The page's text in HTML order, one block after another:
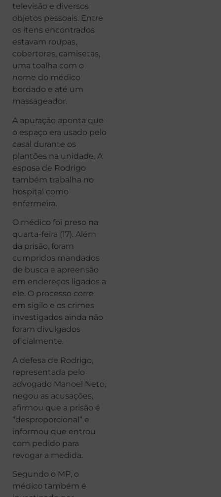
televisão e diversos
objetos pessoais. Entre
os itens encontrados
estavam roupas,
cobertores, camisetas,
uma toalha com o
nome do médico
bordado e até um
massageador.
A apuração aponta que
o espaço era usado pelo
casal durante os
plantões na unidade. A
esposa de Rodrigo
também trabalha no
hospital como
enfermeira.
O médico foi preso na
quarta-feira (17). Além
da prisão, foram
cumpridos mandados
de busca e apreensão
em endereços ligados a
ele. O processo corre
em sigilo e os crimes
investigados ainda não
foram divulgados
oficialmente.
A defesa de Rodrigo,
representada pelo
advogado Manoel Neto,
negou as acusações,
afirmou que a prisão é
“desproporcional” e
informou que entrou
com pedido para
revogar a medida.
Segundo o MP, o
médico também é